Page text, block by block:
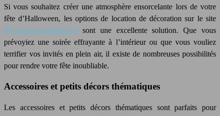
Si vous souhaitez créer une atmosphère ensorcelante lors de votre
fête d’Halloween, les options de location de décoration sur le site
live-decor-production.fr sont une excellente solution. Que vous
prévoyiez une soirée effrayante à l’intérieur ou que vous vouliez
terrifier vos invités en plein air, il existe de nombreuses possibilités
pour rendre votre fête inoubliable.
Accessoires et petits décors thématiques
Les accessoires et petits décors thématiques sont parfaits pour